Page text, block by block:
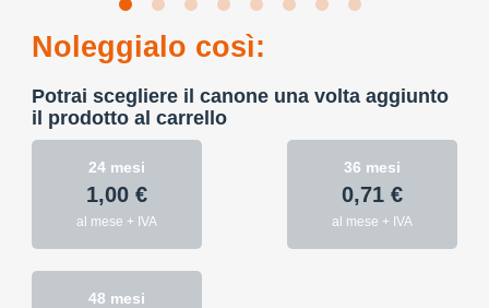
Noleggialo così:
Potrai scegliere il canone una volta aggiunto
il prodotto al carrello
24 mesi
1,00 €
al mese + IVA
36 mesi
0,71 €
al mese + IVA
48 mesi